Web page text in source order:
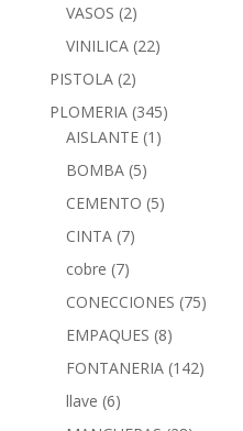
VASOS (2)
VINILICA (22)
PISTOLA (2)
PLOMERIA (345)
AISLANTE (1)
BOMBA (5)
CEMENTO (5)
CINTA (7)
cobre (7)
CONECCIONES (75)
EMPAQUES (8)
FONTANERIA (142)
llave (6)